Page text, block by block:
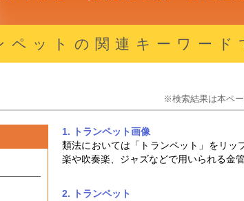
ペットの関連キーワード
※検索結果は本ペ
1. トランペット画像
類法においては「 トランペット 」をリッ
楽や吹奏楽、ジャズなどで用いられる金
2. トランペット